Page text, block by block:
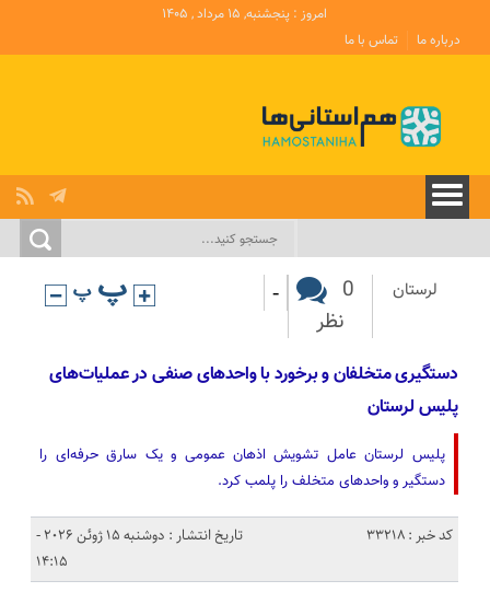
امروز : پنجشنبه, ۱۵ مرداد , ۱۴۰۵
درباره ما
تماس با ما
لرستان
0
نظر
-
دستگیری متخلفان و برخورد با واحدهای صنفی در عملیات‌های
پلیس لرستان
پلیس لرستان عامل تشویش اذهان عمومی و یک سارق حرفه‌ای را
دستگیر و واحدهای متخلف را پلمب کرد.
کد خبر : 33218
تاریخ انتشار : دوشنبه 15 ژوئن 2026 -
14:15